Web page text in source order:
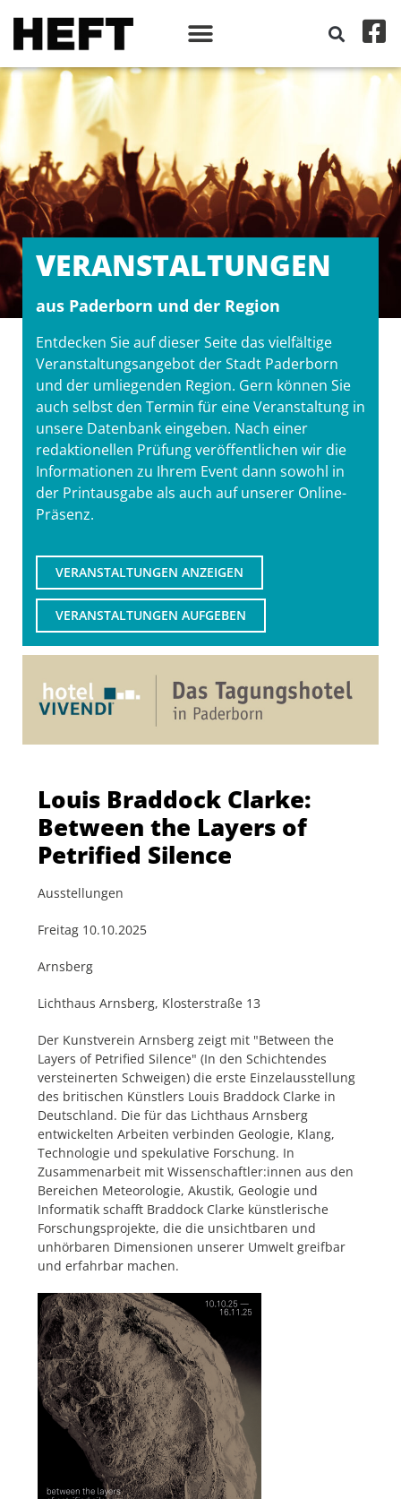
VERANSTALT­UNGEN
aus Paderborn und der Region
Entdecken Sie auf dieser Seite das vielfältige
Veranstaltungsangebot der Stadt Paderborn
und der umliegenden Region. Gern können Sie
auch selbst den Termin für eine Veranstaltung in
unsere Datenbank eingeben. Nach einer
redaktionellen Prüfung veröffentlichen wir die
Informationen zu Ihrem Event dann sowohl in
der Printausgabe als auch auf unserer Online-
Präsenz.
VERANSTALTUNGEN ANZEIGEN
VERANSTALTUNGEN AUFGEBEN
Louis Braddock Clarke:
Between the Layers of
Petrified Silence
Ausstellungen
Freitag 10.10.2025
Arnsberg
Lichthaus Arnsberg, Klosterstraße 13
Der Kunstverein Arnsberg zeigt mit "Between the
Layers of Petrified Silence" (In den Schichtendes
versteinerten Schweigen) die erste Einzelausstellung
des britischen Künstlers Louis Braddock Clarke in
Deutschland. Die für das Lichthaus Arnsberg
entwickelten Arbeiten verbinden Geologie, Klang,
Technologie und spekulative Forschung. In
Zusammenarbeit mit Wissenschaftler:innen aus den
Bereichen Meteorologie, Akustik, Geologie und
Informatik schafft Braddock Clarke künstlerische
Forschungsprojekte, die die unsichtbaren und
unhörbaren Dimensionen unserer Umwelt greifbar
und erfahrbar machen.